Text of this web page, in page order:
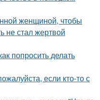
женщиной, чтобы
не стал жертвой
попросить делать
если кто-то с